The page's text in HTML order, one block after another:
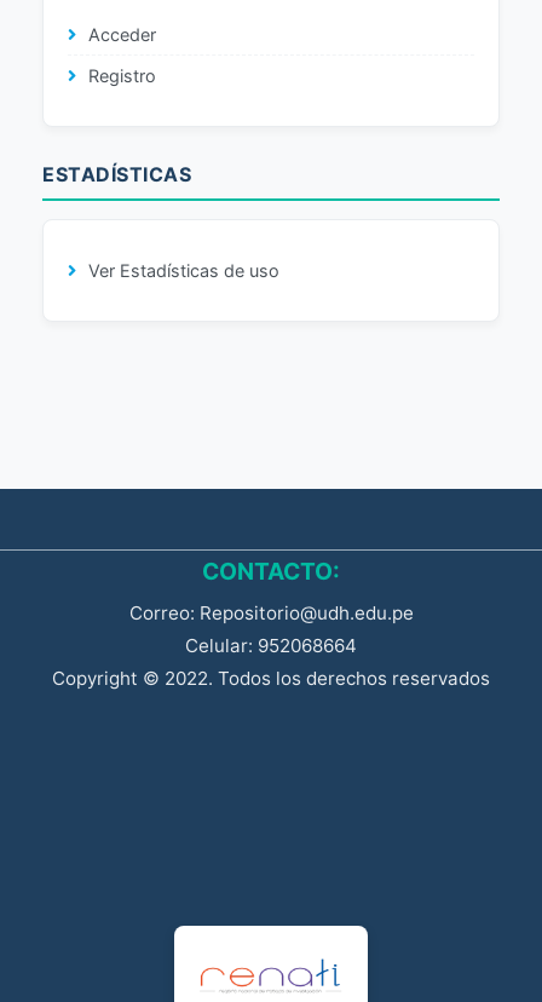
Acceder
Registro
ESTADÍSTICAS
Ver Estadísticas de uso
CONTACTO:
Correo: Repositorio@udh.edu.pe
Celular: 952068664
Copyright © 2022. Todos los derechos reservados